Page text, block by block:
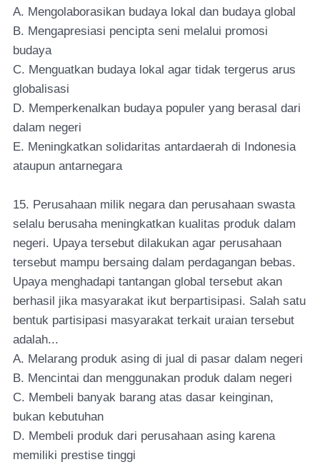
A. Mengolaborasikan budaya lokal dan budaya global
B. Mengapresiasi pencipta seni melalui promosi
budaya
C. Menguatkan budaya lokal agar tidak tergerus arus
globalisasi
D. Memperkenalkan budaya populer yang berasal dari
dalam negeri
E. Meningkatkan solidaritas antardaerah di Indonesia
ataupun antarnegara
15. Perusahaan milik negara dan perusahaan swasta
selalu berusaha meningkatkan kualitas produk dalam
negeri. Upaya tersebut dilakukan agar perusahaan
tersebut mampu bersaing dalam perdagangan bebas.
Upaya menghadapi tantangan global tersebut akan
berhasil jika masyarakat ikut berpartisipasi. Salah satu
bentuk partisipasi masyarakat terkait uraian tersebut
adalah...
A. Melarang produk asing di jual di pasar dalam negeri
B. Mencintai dan menggunakan produk dalam negeri
C. Membeli banyak barang atas dasar keinginan,
bukan kebutuhan
D. Membeli produk dari perusahaan asing karena
memiliki prestise tinggi